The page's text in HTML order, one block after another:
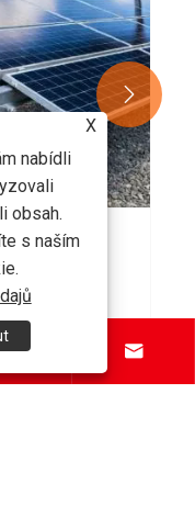


X
nabídli
obsah.
s naším